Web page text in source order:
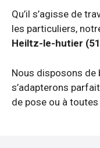
Qu’il s’agisse de
les particuliers,
Heiltz-le-hutier
Nous disposons de
s’adapterons
de pose ou à